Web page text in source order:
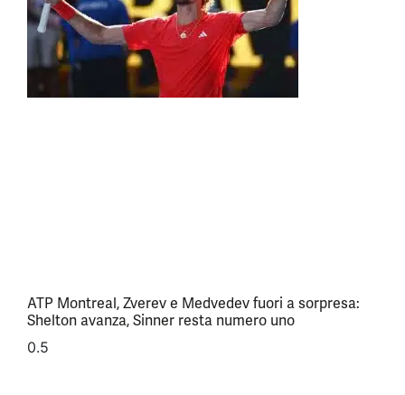
ATP Montreal, Zverev e Medvedev fuori a sorpresa:
Shelton avanza, Sinner resta numero uno